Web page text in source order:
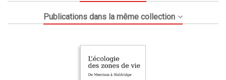
Publications dans la même collection